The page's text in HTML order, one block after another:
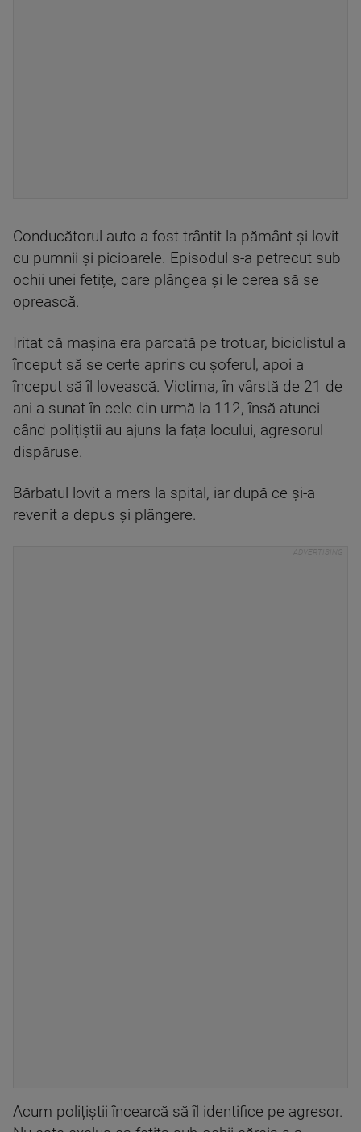
Conducătorul-auto a fost trântit la pământ și lovit
cu pumnii și picioarele. Episodul s-a petrecut sub
ochii unei fetițe, care plângea și le cerea să se
oprească.
Iritat că mașina era parcată pe trotuar, biciclistul a
început să se certe aprins cu șoferul, apoi a
început să îl lovească. Victima, în vârstă de 21 de
ani a sunat în cele din urmă la 112, însă atunci
când polițiștii au ajuns la fața locului, agresorul
dispăruse.
Bărbatul lovit a mers la spital, iar după ce și-a
revenit a depus și plângere.
Acum polițiștii încearcă să îl identifice pe agresor.